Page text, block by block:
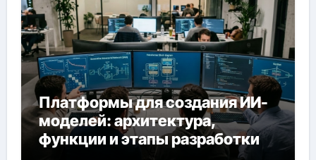
Платформы для создания ИИ-
моделей: архитектура,
функции и этапы разработки